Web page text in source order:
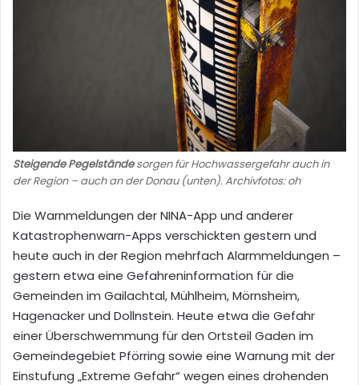
Steigende Pegelständesorgen für Hochwassergefahr auch in
der Region – auch an der Donau (unten). Archivfotos: oh
Die Warnmeldungen der NINA-App und anderer
Katastrophenwarn-Apps verschickten gestern und
heute auch in der Region mehrfach Alarmmeldungen –
gestern etwa eine Gefahreninformation für die
Gemeinden im Gailachtal, Mühlheim, Mörnsheim,
Hagenacker und Dollnstein. Heute etwa die Gefahr
einer Überschwemmung für den Ortsteil Gaden im
Gemeindegebiet Pförring sowie eine Warnung mit der
Einstufung „Extreme Gefahr“ wegen eines drohenden